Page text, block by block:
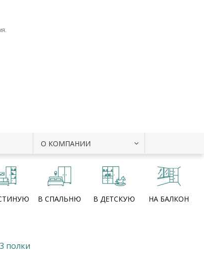
О КОМПАНИИ
В СПАЛЬНЮ В ДЕТСКУЮ НА БАЛКОН
полки